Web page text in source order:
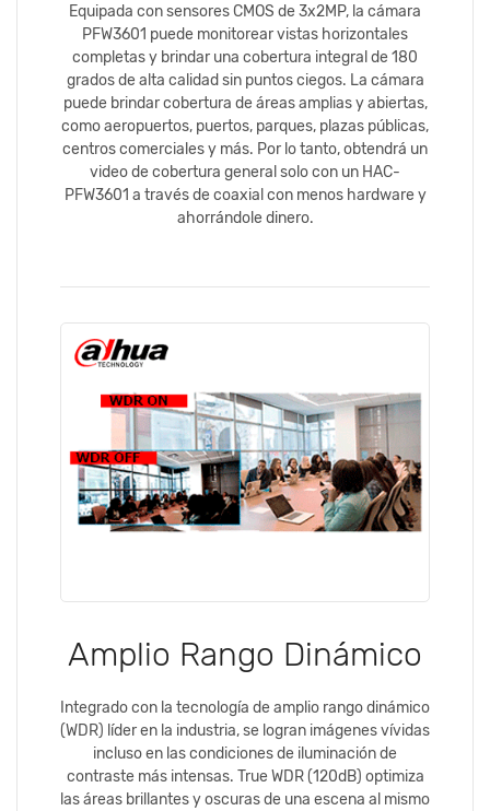
Equipada con sensores CMOS de 3x2MP, la cámara
PFW3601 puede monitorear vistas horizontales
completas y brindar una cobertura integral de 180
grados de alta calidad sin puntos ciegos. La cámara
puede brindar cobertura de áreas amplias y abiertas,
como aeropuertos, puertos, parques, plazas públicas,
centros comerciales y más. Por lo tanto, obtendrá un
video de cobertura general solo con un HAC-
PFW3601 a través de coaxial con menos hardware y
ahorrándole dinero.
Amplio Rango Dinámico
Integrado con la tecnología de amplio rango dinámico
(WDR) líder en la industria, se logran imágenes vívidas
incluso en las condiciones de iluminación de
contraste más intensas. True WDR (120dB) optimiza
las áreas brillantes y oscuras de una escena al mismo